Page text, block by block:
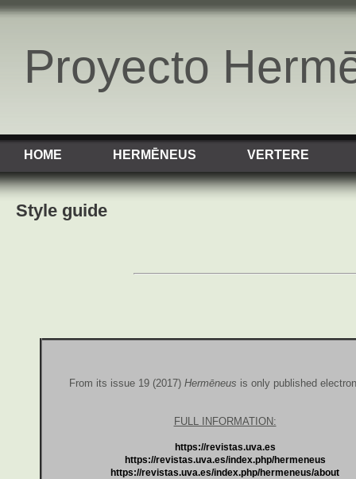
Proyecto
HOME HERMĒNEUS VERTERE
Style guide
From its issue 19 (2017) Hermēneus is only published
FULL INFORMATION:
https://revistas.uva.es
https://revistas.uva.es/index.php/hermeneus
https://revistas.uva.es/index.php/hermeneus/about